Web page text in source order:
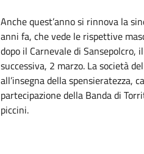
Anche quest’anno si rinnova la
anni fa, che vede le rispettive
dopo il Carnevale di
successiva, 2 marzo. La società
all’insegna della spensieratezza,
partecipazione della Banda di
piccini.